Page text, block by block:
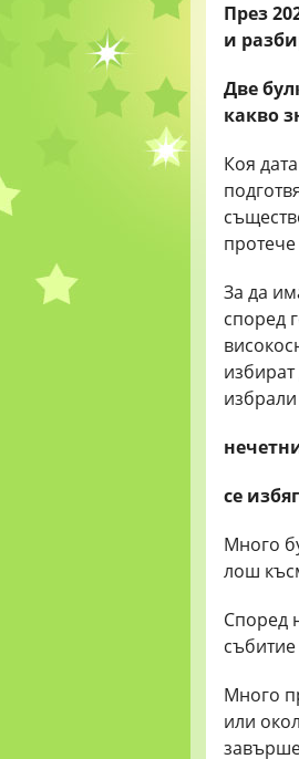
През
и
Две
какво
Коя
За да
според
се
Много
лош
Според
Много
или